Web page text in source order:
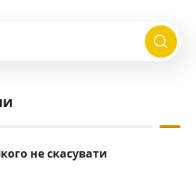
не скасувати